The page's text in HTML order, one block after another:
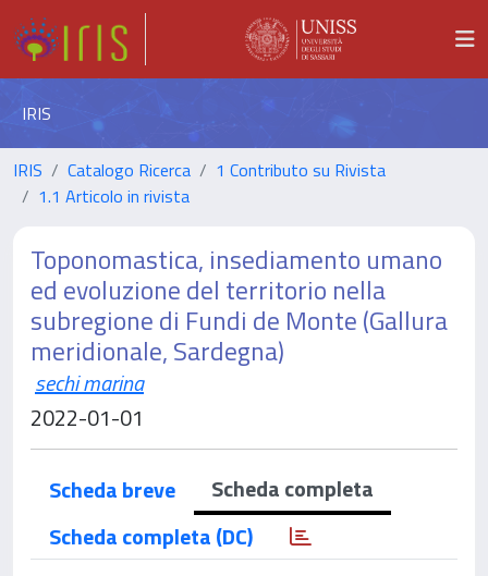
IRIS
IRIS Catalogo Ricerca
1 Contributo su Rivista
1.1 Articolo in rivista
Toponomastica, insediamento umano
ed evoluzione del territorio nella
subregione di Fundi de Monte (Gallura
meridionale, Sardegna)
sechi marina
2022-01-01
Scheda breve
Scheda completa
Scheda completa (DC)